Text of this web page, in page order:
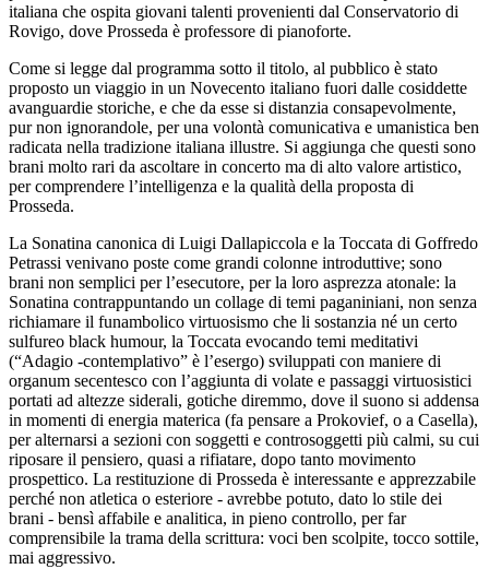
italiana che ospita giovani talenti provenienti dal Conservatorio di
Rovigo, dove Prosseda è professore di pianoforte.
Come si legge dal programma sotto il titolo, al pubblico è stato
proposto un viaggio in un Novecento italiano fuori dalle cosiddette
avanguardie storiche, e che da esse si distanzia consapevolmente,
pur non ignorandole, per una volontà comunicativa e umanistica ben
radicata nella tradizione italiana illustre. Si aggiunga che questi sono
brani molto rari da ascoltare in concerto ma di alto valore artistico,
per comprendere l’intelligenza e la qualità della proposta di
Prosseda.
La Sonatina canonica di Luigi Dallapiccola e la Toccata di Goffredo
Petrassi venivano poste come grandi colonne introduttive; sono
brani non semplici per l’esecutore, per la loro asprezza atonale: la
Sonatina contrappuntando un collage di temi paganiniani, non senza
richiamare il funambolico virtuosismo che li sostanzia né un certo
sulfureo black humour, la Toccata evocando temi meditativi
(“Adagio -contemplativo” è l’esergo) sviluppati con maniere di
organum secentesco con l’aggiunta di volate e passaggi virtuosistici
portati ad altezze siderali, gotiche diremmo, dove il suono si addensa
in momenti di energia materica (fa pensare a Prokovief, o a Casella),
per alternarsi a sezioni con soggetti e controsoggetti più calmi, su cui
riposare il pensiero, quasi a rifiatare, dopo tanto movimento
prospettico. La restituzione di Prosseda è interessante e apprezzabile
perché non atletica o esteriore - avrebbe potuto, dato lo stile dei
brani - bensì affabile e analitica, in pieno controllo, per far
comprensibile la trama della scrittura: voci ben scolpite, tocco sottile,
mai aggressivo.